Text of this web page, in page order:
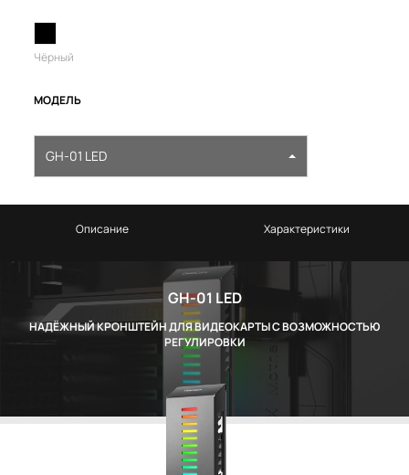
Чёрный
МОДЕЛЬ
GH-01 LED
Описание Характеристики
GH-01 LED
НАДЁЖНЫЙ КРОНШТЕЙН ДЛЯ ВИДЕОКАРТЫ С ВОЗМОЖНОСТЬЮ
РЕГУЛИРОВКИ